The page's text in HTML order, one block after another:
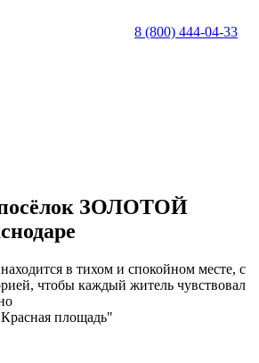
8 (800) 444-04-33
ЗОЛОТОЙ
в тихом и спокойном месте, с
чтобы каждый житель чувствовал
площадь"